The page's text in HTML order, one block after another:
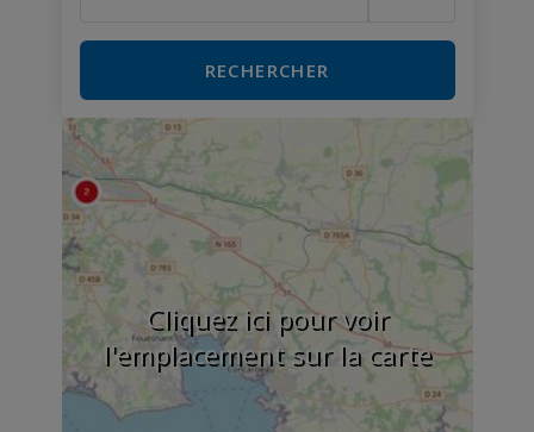
RECHERCHER
Cliquez ici pour voir
l'emplacement sur la carte